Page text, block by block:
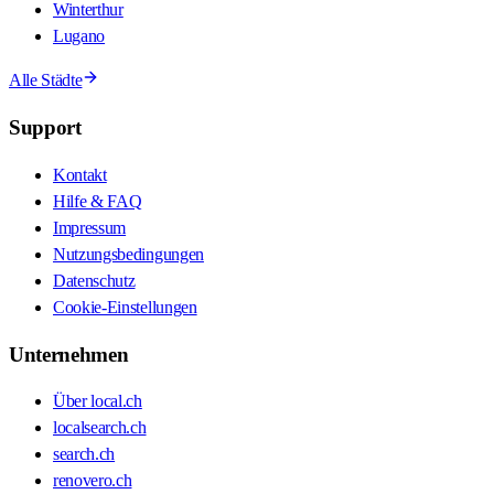
Winterthur
Lugano
Alle Städte
Support
Kontakt
Hilfe & FAQ
Impressum
Nutzungsbedingungen
Datenschutz
Cookie-Einstellungen
Unternehmen
Über local.ch
localsearch.ch
search.ch
renovero.ch